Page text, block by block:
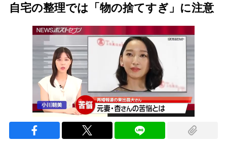
自宅の整理では「物の捨てすぎ」に注意